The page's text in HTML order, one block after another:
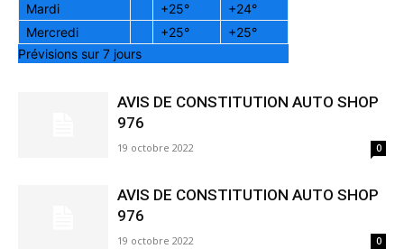
Mardi
+25° +24°
Mercredi
+25° +25°
Prévisions sur 7 jours
AVIS DE CONSTITUTION AUTO SHOP
976
19 octobre 2022 0
AVIS DE CONSTITUTION AUTO SHOP
976
19 octobre 2022 0